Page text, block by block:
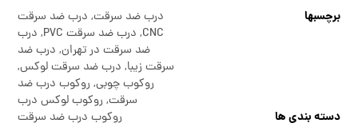
برچسبها درب ضد سرقت, درب ضد سرقت
CNC
, درب ضد سرقت PVC , درب
ضد سرقت در تهران, درب ضد
سرقت زیبا, درب ضد سرقت لوکس,
روکوب چوبی, روکوب درب ضد
سرقت, روکوب لوکس درب
دسته بندی ها
روکوب درب ضد سرقت